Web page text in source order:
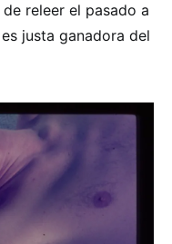
releer el pasado a
justa ganadora del